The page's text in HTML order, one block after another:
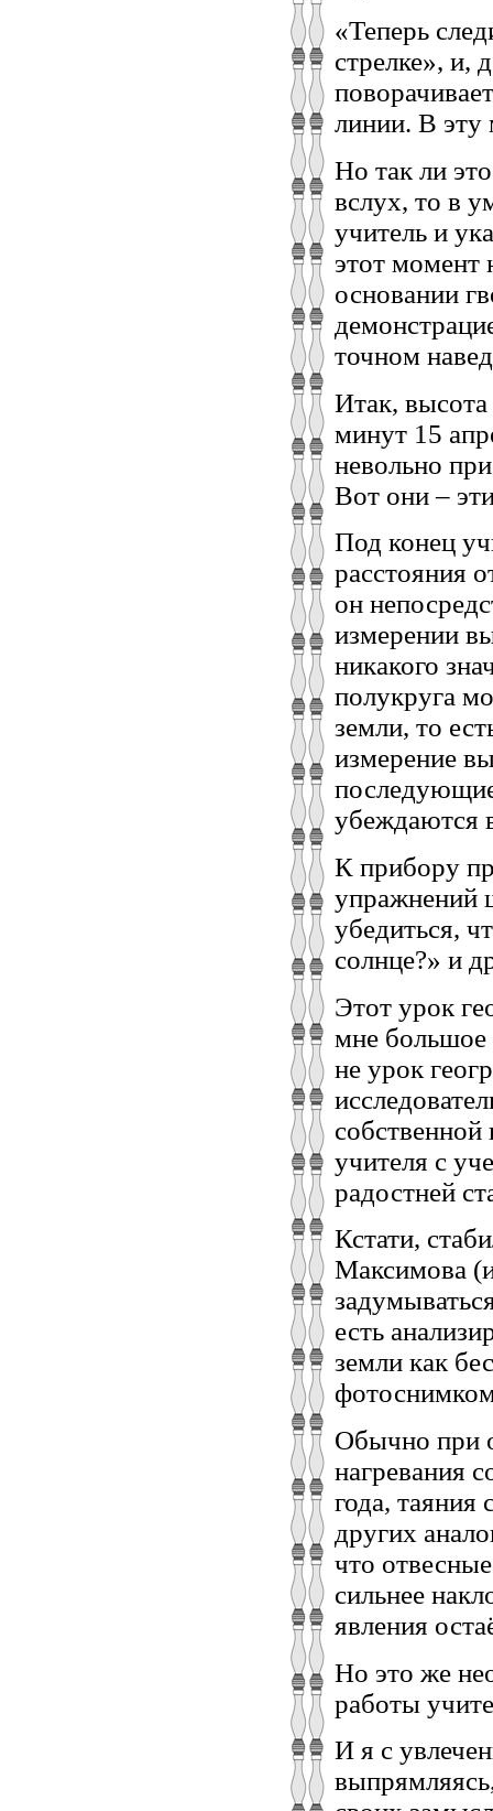
«Теперь
стрелке», и,
линии. В эту
Но так ли
вслух, то в
учитель и
этот момент
основании
точном
Итак,
минут 15
невольно
Вот они –
Под конец
расстояния
он
измерении
никакого
полукруга
земли, то
измерение
убеждаются
К прибору
упражнений
убедиться,
солнце?» и
Этот урок
мне большое
не урок
учителя с
радостней
Кстати,
Максимова
есть
земли как
Обычно при
нагревания
года,
других
что
сильнее
явления
Но это же
работы
И я с